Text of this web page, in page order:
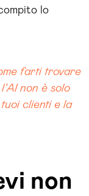
lo
farti trovare
non è solo
clienti e la
non